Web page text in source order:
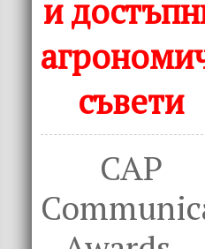
и
съвети
CAP